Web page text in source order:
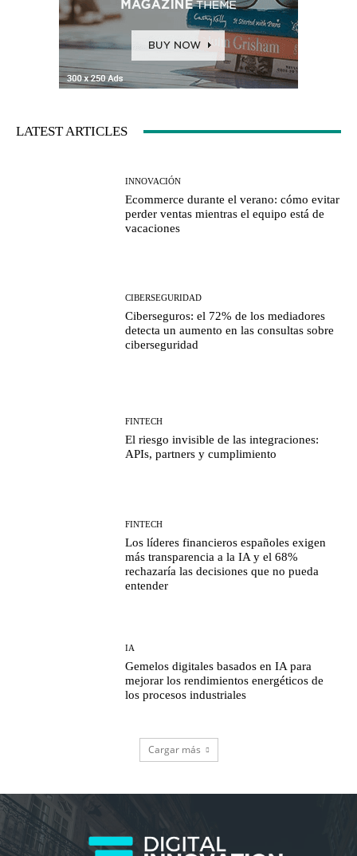
LATEST ARTICLES
INNOVACIÓN
Ecommerce durante el verano: cómo evitar
perder ventas mientras el equipo está de
vacaciones
CIBERSEGURIDAD
Ciberseguros: el 72% de los mediadores
detecta un aumento en las consultas sobre
ciberseguridad
FINTECH
El riesgo invisible de las integraciones:
APIs, partners y cumplimiento
FINTECH
Los líderes financieros españoles exigen
más transparencia a la IA y el 68%
rechazaría las decisiones que no pueda
entender
IA
Gemelos digitales basados en IA para
mejorar los rendimientos energéticos de
los procesos industriales
Cargar más